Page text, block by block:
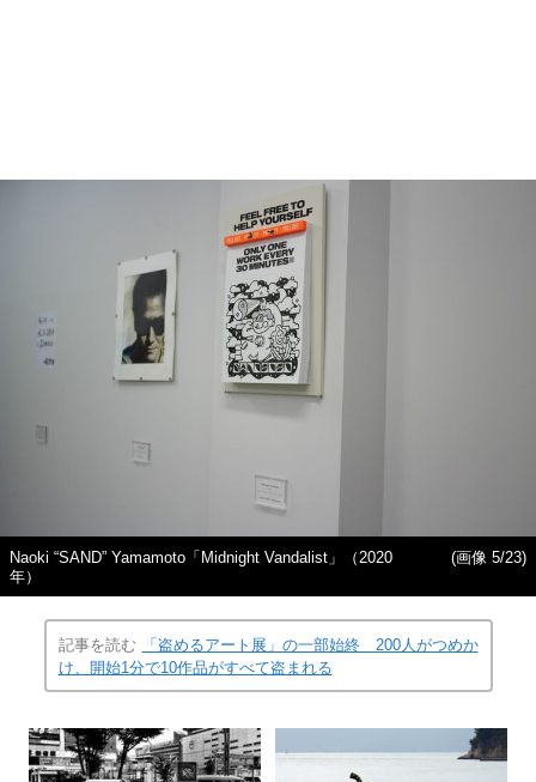
Naoki “SAND” Yamamoto「Midnight Vandalist」（2020
年）
(画像 5/23)
記事を読む
「盗めるアート展」の一部始終 200人がつめか
け、開始1分で10作品がすべて盗まれる